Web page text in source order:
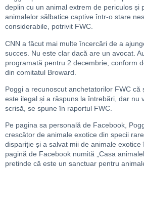
deplin cu un animal extrem de periculos și
animalelor sălbatice captive într-o stare
considerabile, potrivit FWC.
CNN a făcut mai multe încercări de a
succes. Nu este clar dacă are un avocat.
programată pentru 2 decembrie, conform
din comitatul Broward.
Poggi a recunoscut anchetatorilor FWC că
este ilegal și a răspuns la întrebări, dar nu
scrisă, se spune în raportul FWC.
Pe pagina sa personală de Facebook,
crescător de animale exotice din specii
dispariție și a salvat mii de animale exotice
pagină de Facebook numită „Casa
pretinde că este un sanctuar pentru